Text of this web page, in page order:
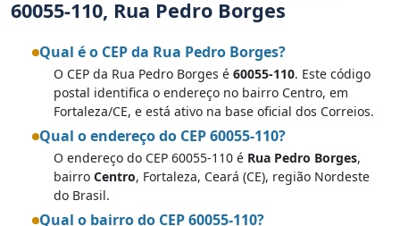
60055-110, Rua Pedro Borges
Qual é o CEP da Rua Pedro Borges?
O CEP da Rua Pedro Borges é 60055-110. Este código
postal identifica o endereço no bairro Centro, em
Fortaleza/CE, e está ativo na base oficial dos Correios.
Qual o endereço do CEP 60055-110?
O endereço do CEP 60055-110 é Rua Pedro Borges,
bairro Centro, Fortaleza, Ceará (CE), região Nordeste
do Brasil.
Qual o bairro do CEP 60055-110?